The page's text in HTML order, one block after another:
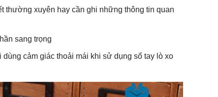
thường xuyên hay cần ghi những thông tin quan
sang trọng
cảm giác thoải mái khi sử dụng sổ tay lò xo